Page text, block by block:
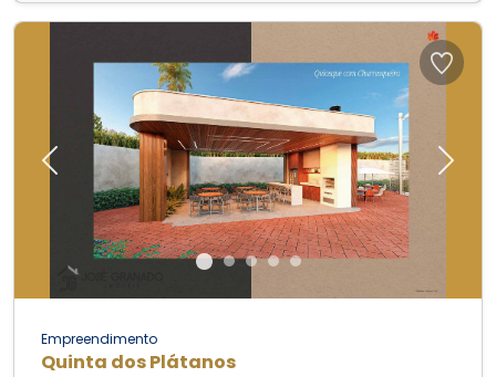
Previous Next
Empreendimento
Quinta dos Plátanos